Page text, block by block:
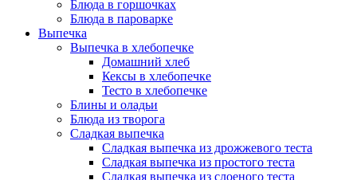
Блюда в горшочках
Блюда в пароварке
Выпечка
Выпечка в хлебопечке
Домашний хлеб
Кексы в хлебопечке
Тесто в хлебопечке
Блины и оладьи
Блюда из творога
Сладкая выпечка
Сладкая выпечка из дрожжевого теста
Сладкая выпечка из простого теста
Сладкая выпечка из слоеного теста